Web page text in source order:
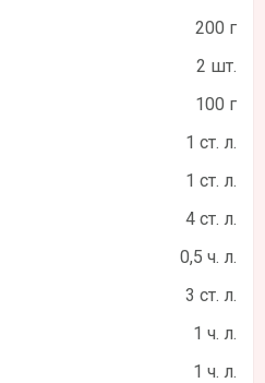
200 г
2 шт.
100 г
1 ст. л.
1 ст. л.
4 ст. л.
0,5 ч. л.
3 ст. л.
1 ч. л.
1 ч. л.